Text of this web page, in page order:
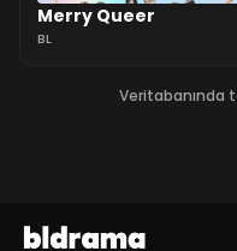
Merry Queer
BL
Veritabanında